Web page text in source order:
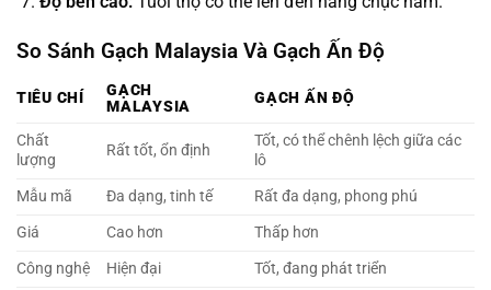
So Sánh Gạch Malaysia Và Gạch Ấn Độ
TIÊU CHÍ
GẠCH
MALAYSIA
GẠCH ẤN ĐỘ
Chất
lượng
Rất tốt, ổn định
Tốt, có thể chênh lệch giữa các
lô
Mẫu mã
Đa dạng, tinh tế
Rất đa dạng, phong phú
Giá
Cao hơn
Thấp hơn
Công nghệ
Hiện đại Tốt, đang phát triển